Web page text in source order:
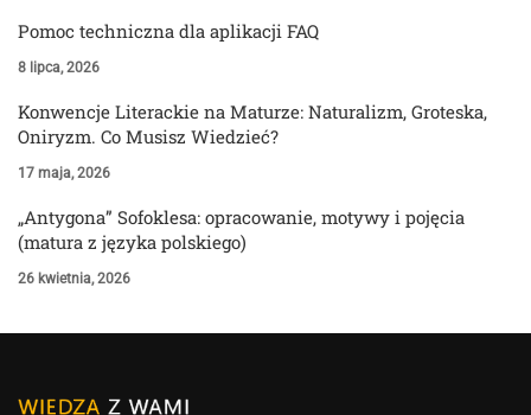
Pomoc techniczna dla aplikacji FAQ
8 lipca, 2026
Konwencje Literackie na Maturze: Naturalizm, Groteska,
Oniryzm. Co Musisz Wiedzieć?
17 maja, 2026
„Antygona” Sofoklesa: opracowanie, motywy i pojęcia
(matura z języka polskiego)
26 kwietnia, 2026